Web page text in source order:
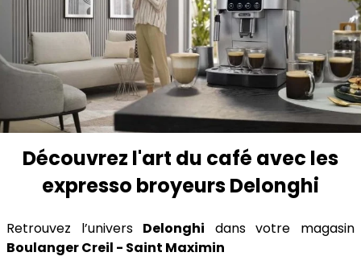
Découvrez l'art du café avec les
expresso broyeurs Delonghi
Retrouvez l’univers Delonghi dans votre magasin
Boulanger Creil - Saint Maximin